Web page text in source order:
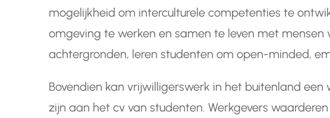
mogelijkheid om interculturele competenties te
omgeving te werken en samen te leven met mensen
achtergronden, leren studenten om open-minded,
Bovendien kan vrijwilligerswerk in het buitenland een
zijn aan het cv van studenten. Werkgevers